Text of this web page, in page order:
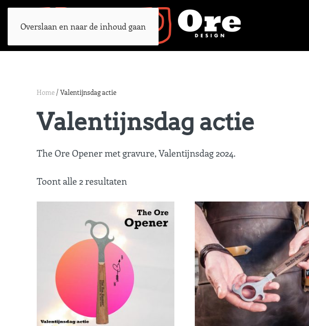
Overslaan en naar de inhoud gaan
Home / Valentijnsdag actie
Valentijnsdag actie
The Ore Opener met gravure, Valentijnsdag 2024.
Toont alle 2 resultaten